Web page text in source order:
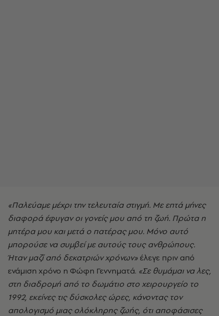
«Παλεύαμε μέχρι την τελευταία στιγμή. Με επτά μήνες
διαφορά έφυγαν οι γονείς μου από τη ζωή. Πρώτα η
μητέρα μου και μετά ο πατέρας μου. Μόνο αυτό
μπορούσε να συμβεί με αυτούς τους ανθρώπους.
Ήταν μαζί από δεκατριών χρόνων» έλεγε πριν από
ενάμιση χρόνο η Φώφη Γεννηματά. «Σε θυμάμαι να λες,
στη διαδρομή από το δωμάτιο στο χειρουργείο το
1992, εκείνες τις δύσκολες ώρες, κάνοντας τον
απολογισμό μιας ολόκληρης ζωής, ότι αποφάσισες